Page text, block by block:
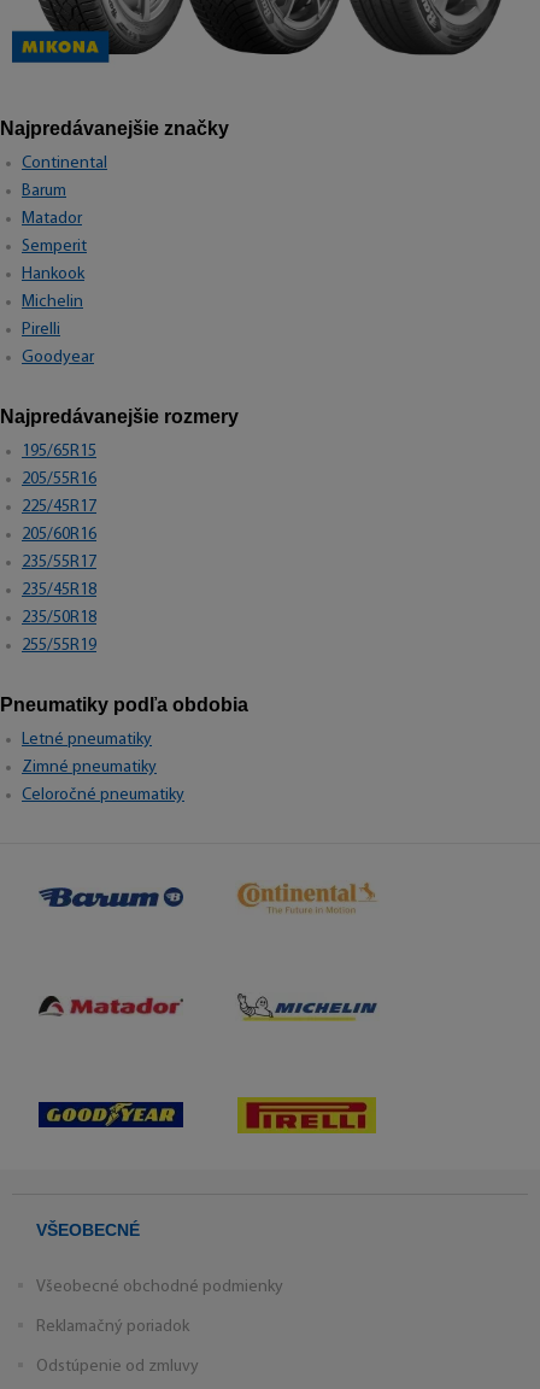
Najpredávanejšie značky
Continental
Barum
Matador
Semperit
Hankook
Michelin
Pirelli
Goodyear
Najpredávanejšie rozmery
195/65R15
205/55R16
225/45R17
205/60R16
235/55R17
235/45R18
235/50R18
255/55R19
Pneumatiky podľa obdobia
Letné pneumatiky
Zimné pneumatiky
Celoročné pneumatiky
VŠEOBECNÉ
Všeobecné obchodné podmienky
Reklamačný poriadok
Odstúpenie od zmluvy